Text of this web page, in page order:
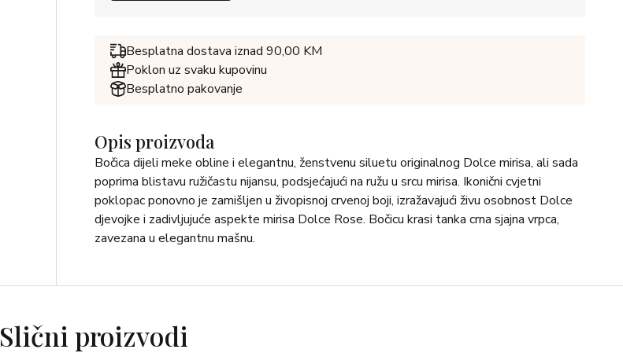
Besplatna dostava iznad 90,00 KM
Poklon uz svaku kupovinu
Besplatno pakovanje
Opis proizvoda
Bočica dijeli meke obline i elegantnu, ženstvenu siluetu originalnog Dolce mirisa, ali sada
poprima blistavu ružičastu nijansu, podsjećajući na ružu u srcu mirisa. Ikonični cvjetni
poklopac ponovno je zamišljen u živopisnoj crvenoj boji, izražavajući živu osobnost Dolce
djevojke i zadivljujuće aspekte mirisa Dolce Rose. Bočicu krasi tanka crna sjajna vrpca,
zavezana u elegantnu mašnu.
Slični proizvodi